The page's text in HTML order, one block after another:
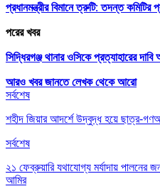
প্রধানমন্ত্রীর বিমানে ত্রুটি: তদন্ত কমিটির
পরের খবর
সিদ্ধিরগঞ্জ থানার ওসিকে প্রত্যাহারের
আরও খবর জানতে লেখক থেকে আরো
সর্বশেষ
শহীদ জিয়ার আদর্শে উদ্বুদ্ধ হয়ে ছাত্র-
সর্বশেষ
২১ ফেব্রুয়ারি যথাযোগ্য মর্যাদায় পালনের
আমির